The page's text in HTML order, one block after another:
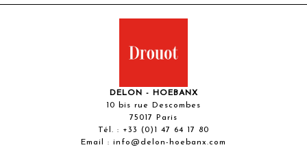
DELON - HOEBANX
10 bis rue Descombes
75017 Paris
Tél. : +33 (0)1 47 64 17 80
Email : info@delon-hoebanx.com